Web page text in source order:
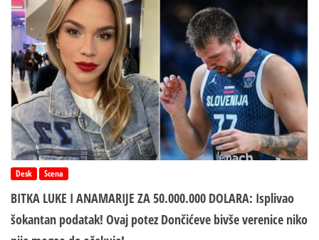
Desk Scena
BITKA LUKE I ANAMARIJE ZA 50.000.000 DOLARA: Isplivao
šokantan podatak! Ovaj potez Dončićeve bivše verenice niko